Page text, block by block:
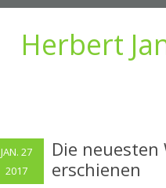
Herbert
Die
erschienen
JAN. 27
2017